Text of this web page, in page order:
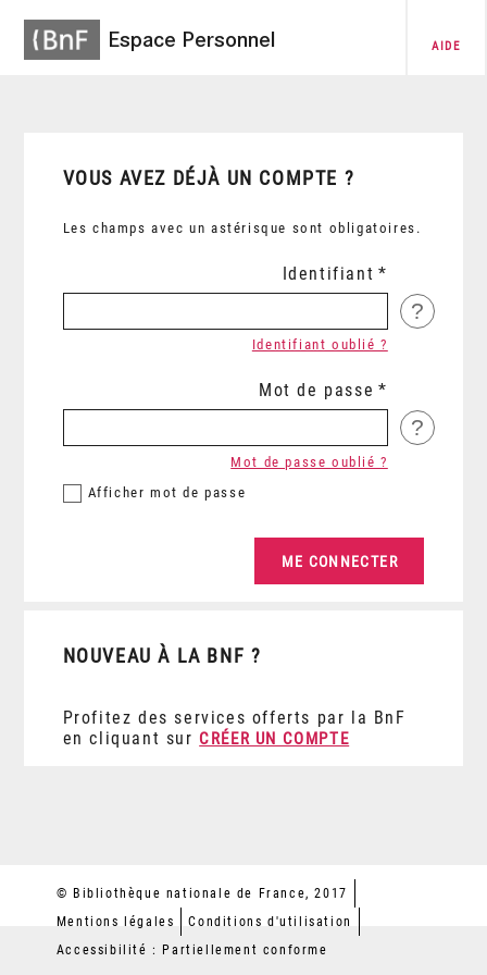
Espace Personnel AIDE
VOUS AVEZ DÉJÀ UN COMPTE ?
Les champs avec un astérisque sont obligatoires.
Identifiant
?
Identifiant oublié ?
Mot de passe
?
Afficher mot de passe
Mot de passe oublié ?
NOUVEAU À LA BNF ?
Profitez des services offerts par la BnF
en cliquant sur CRÉER UN COMPTE
© Bibliothèque nationale de France, 2017
Mentions légales
Conditions d'utilisation
Accessibilité : Partiellement conforme